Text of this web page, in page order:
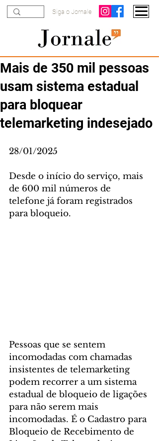
Siga o Jornale
Mais de 350 mil pessoas
usam sistema estadual
para bloquear
telemarketing indesejado
28/01/2025
Desde o início do serviço, mais
de 600 mil números de
telefone já foram registrados
para bloqueio.
Pessoas que se sentem
incomodadas com chamadas
insistentes de telemarketing
podem recorrer a um sistema
estadual de bloqueio de ligações
para não serem mais
incomodadas. É o Cadastro para
Bloqueio de Recebimento de